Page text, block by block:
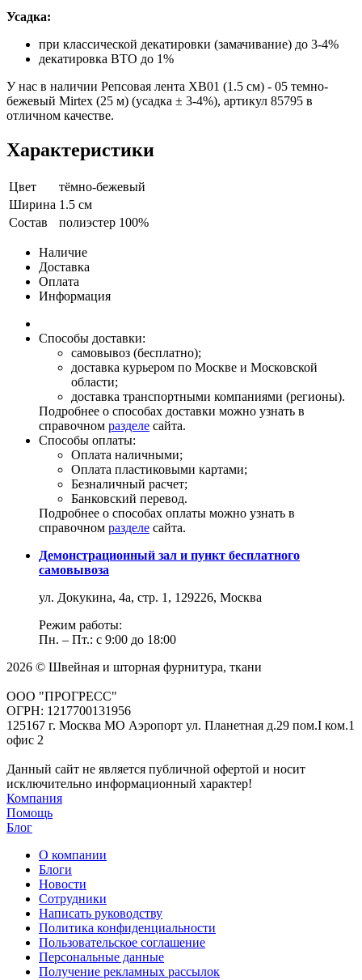
Усадка:
при классической декатировки (замачивание) до 3-4%
декатировка ВТО до 1%
У нас в наличии Репсовая лента XB01 (1.5 см) - 05 темно-
бежевый Mirtex (25 м) (усадка ± 3-4%), артикул 85795 в
отличном качестве.
Характеристики
Цвет
тёмно-бежевый
Ширина 1.5 см
Состав
полиэстер 100%
Наличие
Доставка
Оплата
Информация
Способы доставки:
самовывоз (бесплатно);
доставка курьером по Москве и Московской
области;
доставка транспортными компаниями (регионы).
Подробнее о способах доставки можно узнать в
справочном разделе сайта.
Способы оплаты:
Оплата наличными;
Оплата пластиковыми картами;
Безналичный расчет;
Банковский перевод.
Подробнее о способах оплаты можно узнать в
справочном разделе сайта.
Демонстрационный зал и пункт бесплатного
самовывоза
ул. Докукина, 4а, стр. 1, 129226, Москва
Режим работы:
Пн. – Пт.: с 9:00 до 18:00
2026 © Швейная и шторная фурнитура, ткани
ООО "ПРОГРЕСС"
ОГРН: 1217700131956
125167 г. Москва МО Аэропорт ул. Планетная д.29 пом.I ком.1
офис 2
Данный сайт не является публичной офертой и носит
исключительно информационный характер!
Компания
Помощь
Блог
О компании
Блоги
Новости
Сотрудники
Написать руководству
Политика конфиденциальности
Пользовательское соглашение
Персональные данные
Получение рекламных рассылок